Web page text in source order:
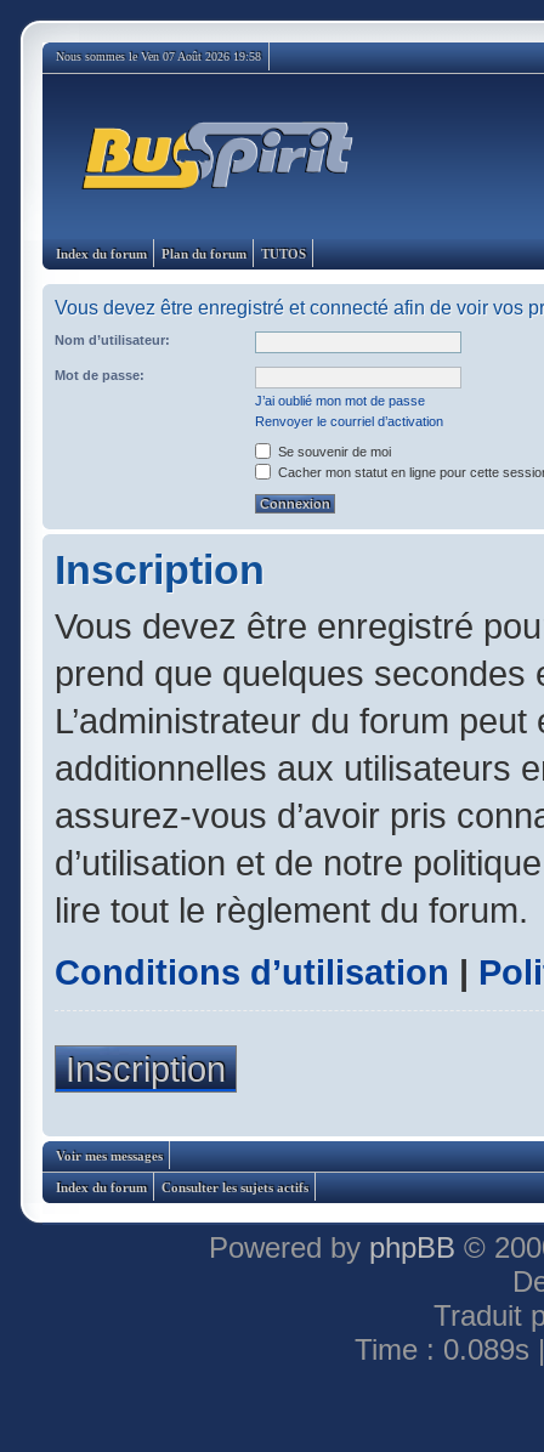
Nous sommes le Ven 07 Août 2026 19:58
Index du forum Plan du forum TUTOS
Vous devez être enregistré et connecté afin de voir vos
Nom d’utilisateur:
Mot de passe:
J’ai oublié mon mot de passe
Renvoyer le courriel d’activation
Se souvenir de moi
Cacher mon statut en ligne pour cette
Inscription
Vous devez être enregistré
prend que quelques
L’administrateur du forum
additionnelles aux utilisateurs
assurez-vous d’avoir pris
d’utilisation et de notre
lire tout le règlement du forum.
Conditions d’utilisation |
Inscription
Voir mes messages
Index du forum Consulter les sujets actifs
Powered by phpBB ©
Traduit
Time : 0.089s